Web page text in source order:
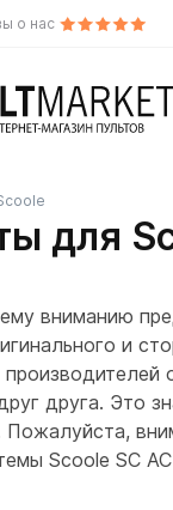
о нас
для
вниманию
и
друга. Это
Scoole SC